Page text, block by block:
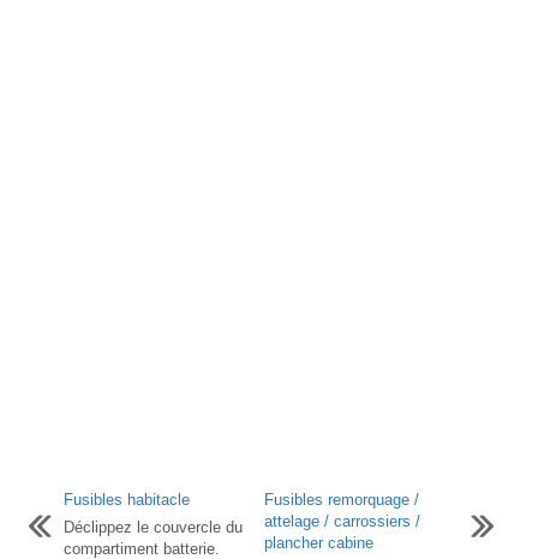
Fusibles habitacle
Déclippez le couvercle du
compartiment batterie.
Fusibles remorquage /
attelage / carrossiers /
plancher cabine